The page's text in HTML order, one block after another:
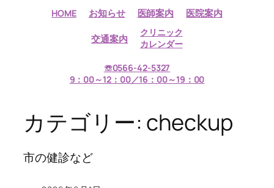
HOME お知らせ 医師案内 医院案内
交通案内
クリニック
カレンダー
☏0566-42-5327
9：00～12：00／16：00～19：00
カテゴリー: checkup
市の健診など